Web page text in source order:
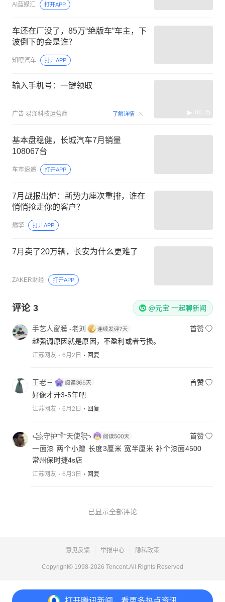
AI蓝媒汇 打开APP
车还在厂没了，85万“绝版车”车主，下
波倒下的会是谁？
知嘹汽车 打开APP
输入手机号：一键领取
广告 易泽科技运营商 了解详情 00:15
基本盘稳健，长城汽车7月销量
108067台
车市速递 打开APP
7月战报出炉：新势力座次重排，谁在
悄悄抢走你的客户？
燃擎 打开APP
7月卖了20万辆，长安为什么更难了
ZAKER财经 打开APP
评论 3 @元宝 一起聊新闻
手艺人窗膜 -老刘
首赞
越强调原因就是原因，不盈利或者亏损。
江苏网友 6月2日 回复
王老三
首赞
好像才开3-5年吧
江苏网友 6月2日 回复
꧁守护༒天使꧂
首赞
一面漆 两个小蹭 长度3厘米 宽半厘米 补个漆面4500
常州保时捷4s店
江苏网友 6月3日 回复
已显示全部评论
意见反馈 举报中心 隐私政策
Copyright© 1998-2026 Tencent.All Rights Reserved